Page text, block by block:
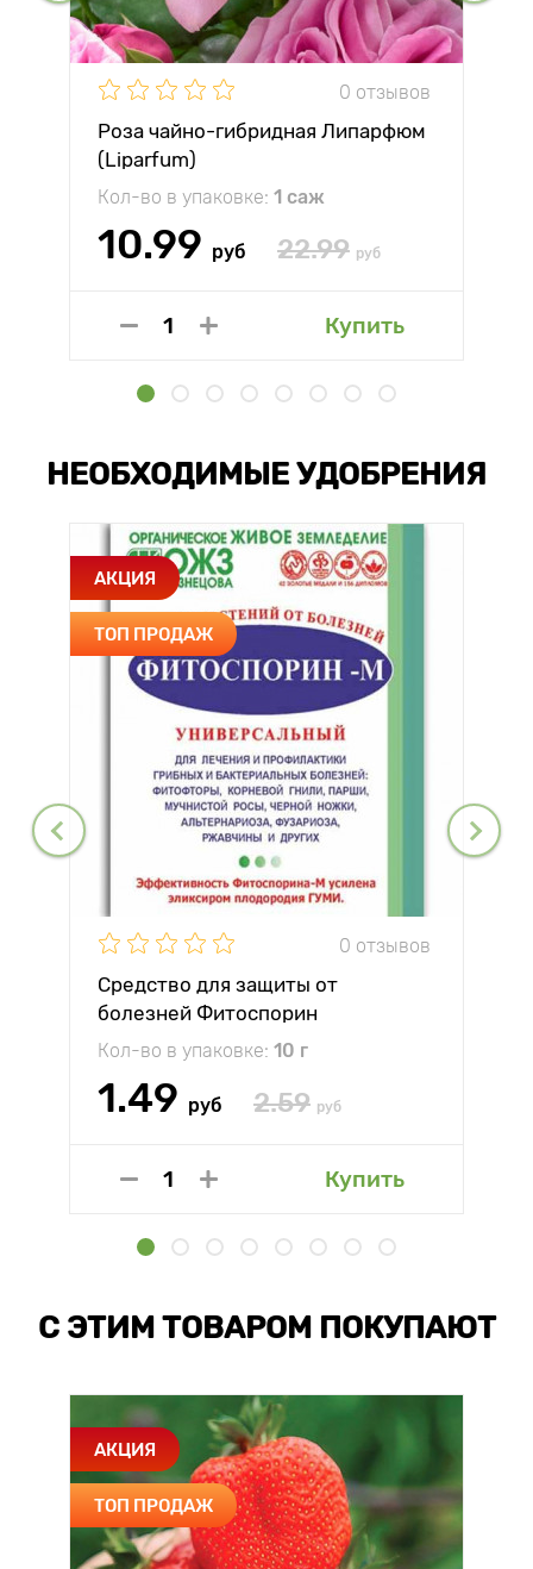
0 отзывов
Роза чайно-гибридная Липарфюм
(Liparfum)
Кол-во в упаковке: 1 саж
10.99 руб 22.99 руб
Купить
НЕОБХОДИМЫЕ УДОБРЕНИЯ
АКЦИЯ
ТОП ПРОДАЖ
0 отзывов
Средство для защиты от
болезней Фитоспорин
Кол-во в упаковке: 10 г
1.49 руб 2.59 руб
Купить
С ЭТИМ ТОВАРОМ ПОКУПАЮТ
АКЦИЯ
ТОП ПРОДАЖ